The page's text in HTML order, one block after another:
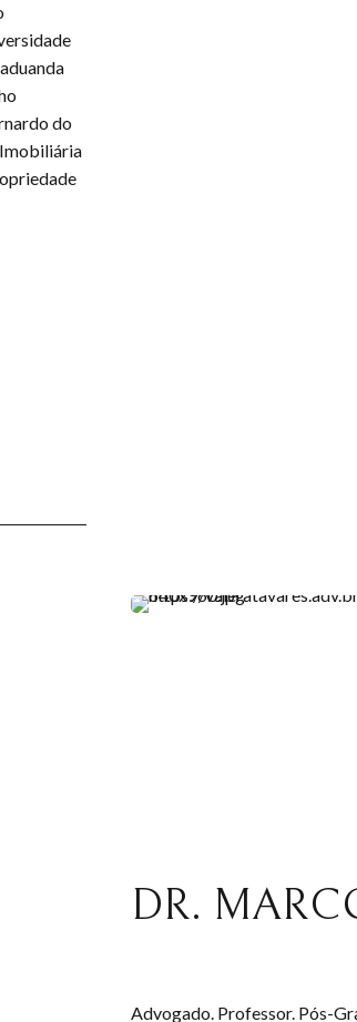
do
Imobiliária
DR.
Advogado. Professor. Pós-